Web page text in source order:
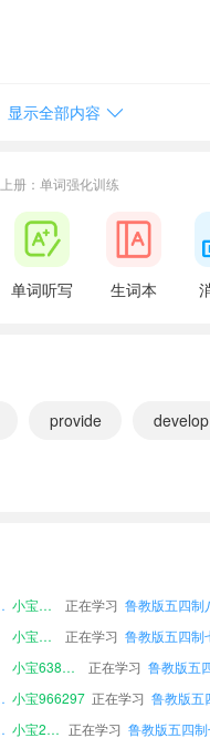
up the kitchen.
your clothes?
显示全部内容
册：单词强化训练
单词听写 生词本
provide develop
课文朗读 小宝677170 正在学习
小宝135520 正在学习
小宝638018 正在学习
the world?课文朗读 小宝966297 正在学习 鲁教版五
课文朗读 小宝202308 正在学习